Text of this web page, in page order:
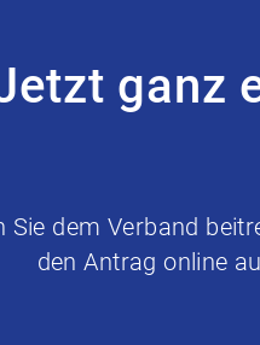
ganz
Sie dem Verband
den Antrag online